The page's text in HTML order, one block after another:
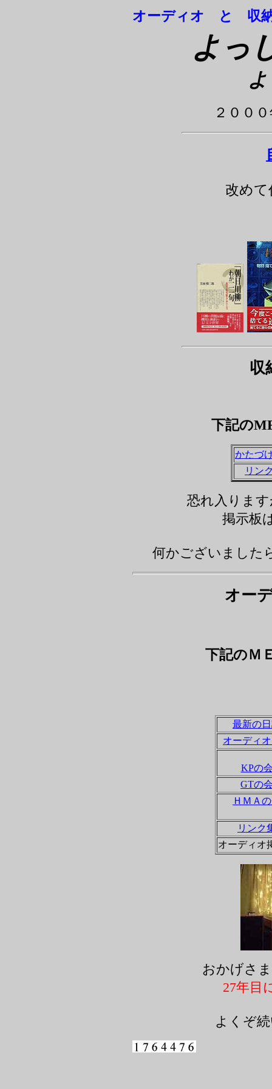
オーディオ と 収納
よっ
２００
改め
収
下記の
かたづ
リン
恐れ入りま
掲示板
何かございました
オー
下記のＭ
最新の
オーディ
KPの
GTの
ＨＭＡ
リンク
オーディオ
おかげさ
27年目
よくぞ